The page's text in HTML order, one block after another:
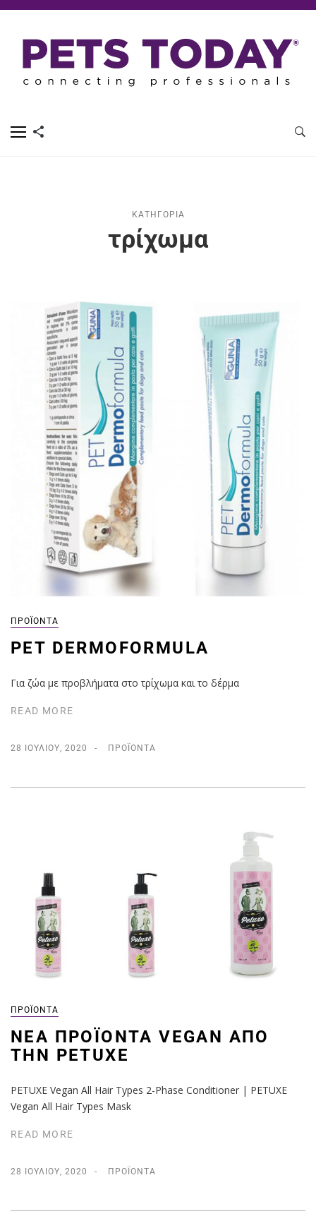
ΚΑΤΗΓΟΡΊΑ
τρίχωμα
ΠΡΟΪΌΝΤΑ
PET DERMOFORMULA
Για ζώα με προβλήματα στο τρίχωμα και το δέρμα
READ MORE
28 ΙΟΥΛΊΟΥ, 2020 ΠΡΟΪΌΝΤΑ
ΠΡΟΪΌΝΤΑ
NΈΑ ΠΡΟΪΌΝΤΑ VEGAN ΑΠΌ
ΤΗΝ PETUXE
PETUXE Vegan All Hair Types 2-Phase Conditioner | PETUXE
Vegan All Hair Types Mask
READ MORE
28 ΙΟΥΛΊΟΥ, 2020 ΠΡΟΪΌΝΤΑ